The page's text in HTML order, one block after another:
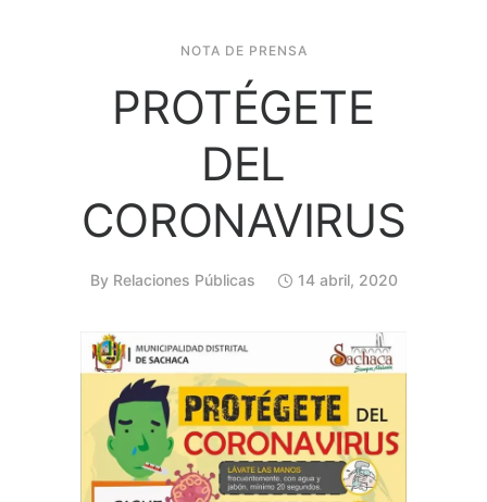
NOTA DE PRENSA
PROTÉGETE
DEL
CORONAVIRUS
By Relaciones Públicas 14 abril, 2020